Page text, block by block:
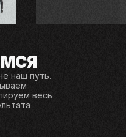
наш путь.
весь